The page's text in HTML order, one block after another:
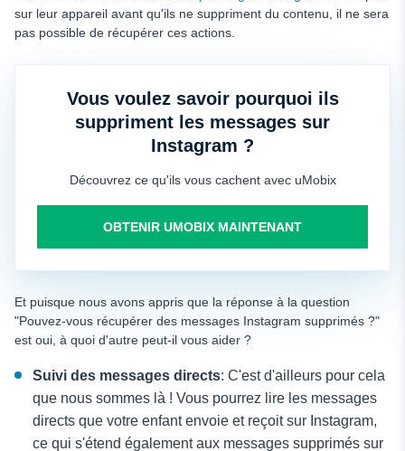
sur leur appareil avant qu'ils ne suppriment du contenu, il ne sera
pas possible de récupérer ces actions.
Vous voulez savoir pourquoi ils
suppriment les messages sur
Instagram ?
Découvrez ce qu'ils vous cachent avec uMobix
OBTENIR UMOBIX MAINTENANT
Et puisque nous avons appris que la réponse à la question
"Pouvez-vous récupérer des messages Instagram supprimés ?"
est oui, à quoi d'autre peut-il vous aider ?
Suivi des messages directs: C'est d'ailleurs pour cela
que nous sommes là ! Vous pourrez lire les messages
directs que votre enfant envoie et reçoit sur Instagram,
ce qui s'étend également aux messages supprimés sur